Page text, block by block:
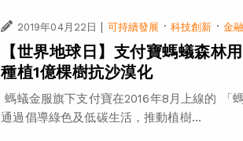
2019年04月22日 可持續發展 · 科技創新 ·金
【世界地球日】支付寶螞蟻森林
種植1億棵樹抗沙漠化
螞蟻金服旗下支付寶在2016年8月上線的 「
通過倡導綠色及低碳生活，推動植樹...